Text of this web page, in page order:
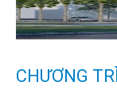
CHƯƠNG